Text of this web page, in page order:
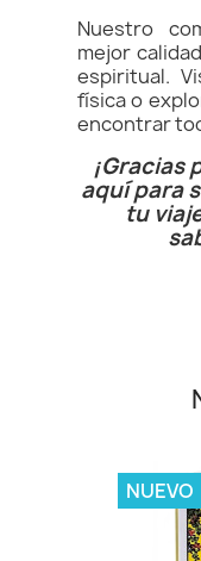
Nuestro
mejor
espiritual.
física o
encontrar
¡Gracias
aquí para
tu
NUEVO